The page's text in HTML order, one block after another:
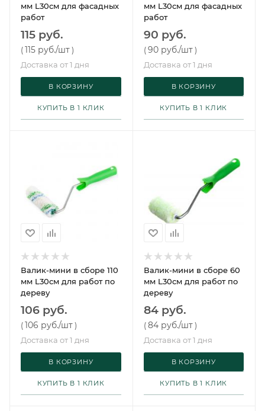
мм L30см для фасадных
работ
115 руб.
(115 руб./шт)
Доставка от 1 дня
В КОРЗИНУ
КУПИТЬ В 1 КЛИК
мм L30см для фасадных
работ
90 руб.
(90 руб./шт )
Доставка от 1 дня
В КОРЗИНУ
КУПИТЬ В 1 КЛИК
Валик-мини в сборе 110
мм L30см для работ по
дереву
106 руб.
(106 руб./шт)
Доставка от 1 дня
В КОРЗИНУ
КУПИТЬ В 1 КЛИК
Валик-мини в сборе 60
мм L30см для работ по
дереву
84 руб.
(84 руб./шт )
Доставка от 1 дня
В КОРЗИНУ
КУПИТЬ В 1 КЛИК